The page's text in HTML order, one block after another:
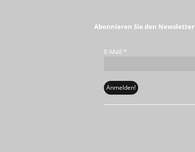
Abonnieren Sie den
E-Mail *